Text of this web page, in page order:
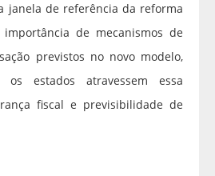
janela de referência da reforma
de mecanismos de
previstos no novo modelo,
estados atravessem essa
fiscal e previsibilidade de